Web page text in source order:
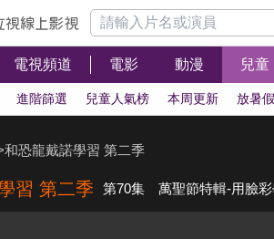
電視頻道 電影 動漫 兒童
進階篩選 兒童人氣榜 本周更新 放暑假
和恐龍戴諾學習 第二季
習 第二季 第70集 萬聖節特輯-用臉彩